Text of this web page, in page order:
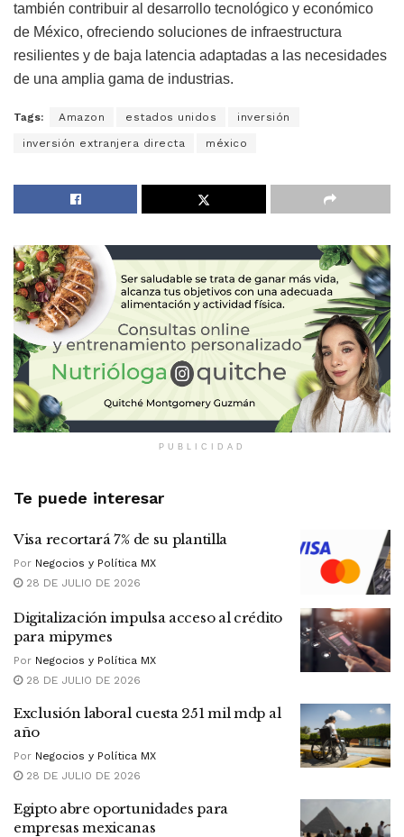
también contribuir al desarrollo tecnológico y económico
de México, ofreciendo soluciones de infraestructura
resilientes y de baja latencia adaptadas a las necesidades
de una amplia gama de industrias.
Tags: Amazon estados unidos inversión
inversión extranjera directa méxico
PUBLICIDAD
Te puede interesar
Visa recortará 7% de su plantilla
Por Negocios y Política MX
28 DE JULIO DE 2026
Digitalización impulsa acceso al crédito
para mipymes
Por Negocios y Política MX
28 DE JULIO DE 2026
Exclusión laboral cuesta 251 mil mdp al
año
Por Negocios y Política MX
28 DE JULIO DE 2026
Egipto abre oportunidades para
empresas mexicanas